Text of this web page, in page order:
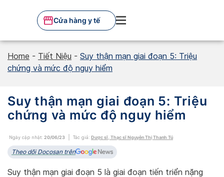
Cửa hàng y tế
Home - Tiết Niệu - Suy thận mạn giai đoạn 5: Triệu
chứng và mức độ nguy hiểm
Suy thận mạn giai đoạn 5: Triệu
chứng và mức độ nguy hiểm
Ngày cập nhật: 20/06/23 Tác giả: Dược sĩ, Thạc sĩ Nguyễn Thị Thanh Tú
Theo dõi Docosan trên
Suy thận mạn giai đoạn 5 là giai đoạn tiến triển nặng